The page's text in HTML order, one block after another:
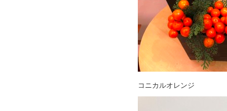
コニカルオレンジ